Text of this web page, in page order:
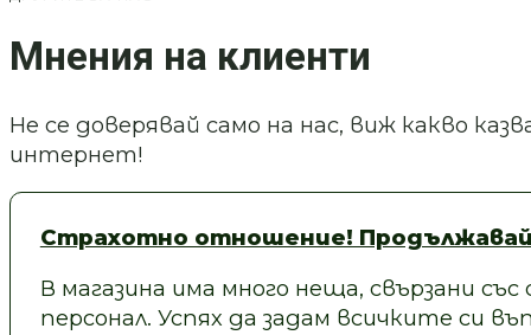
Мнения на клиенти
Не се доверявай само на нас, виж какво
интернет!
Страхотно отношение!
В магазина има много неща, свързани
персонал. Успях да задам всичките си